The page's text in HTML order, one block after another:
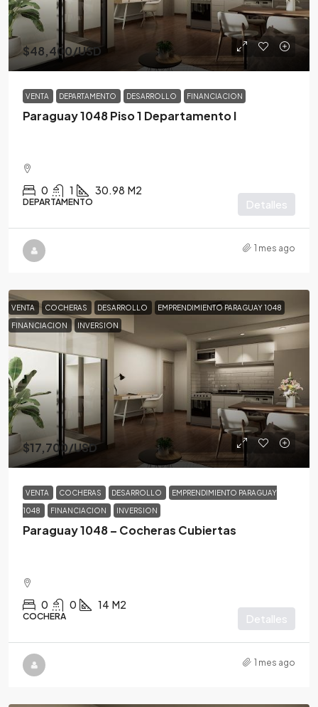
$48,400/USD
VENTA DEPARTAMENTO DESARROLLO FINANCIACION
Paraguay 1048 Piso 1 Departamento I
0 1 30.98 M2
DEPARTAMENTO Detalles
1 mes ago
VENTA COCHERAS DESARROLLO EMPRENDIMIENTO PARAGUAY 1048
FINANCIACION INVERSION
$17,700/USD
VENTA COCHERAS DESARROLLO EMPRENDIMIENTO PARAGUAY
1048 FINANCIACION INVERSION
Paraguay 1048 – Cocheras Cubiertas
0 0 14 M2
COCHERA Detalles
1 mes ago